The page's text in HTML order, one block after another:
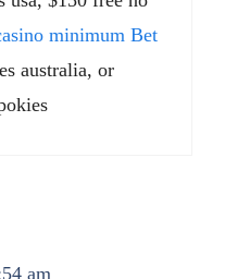
minimum Bet
australia, or
am